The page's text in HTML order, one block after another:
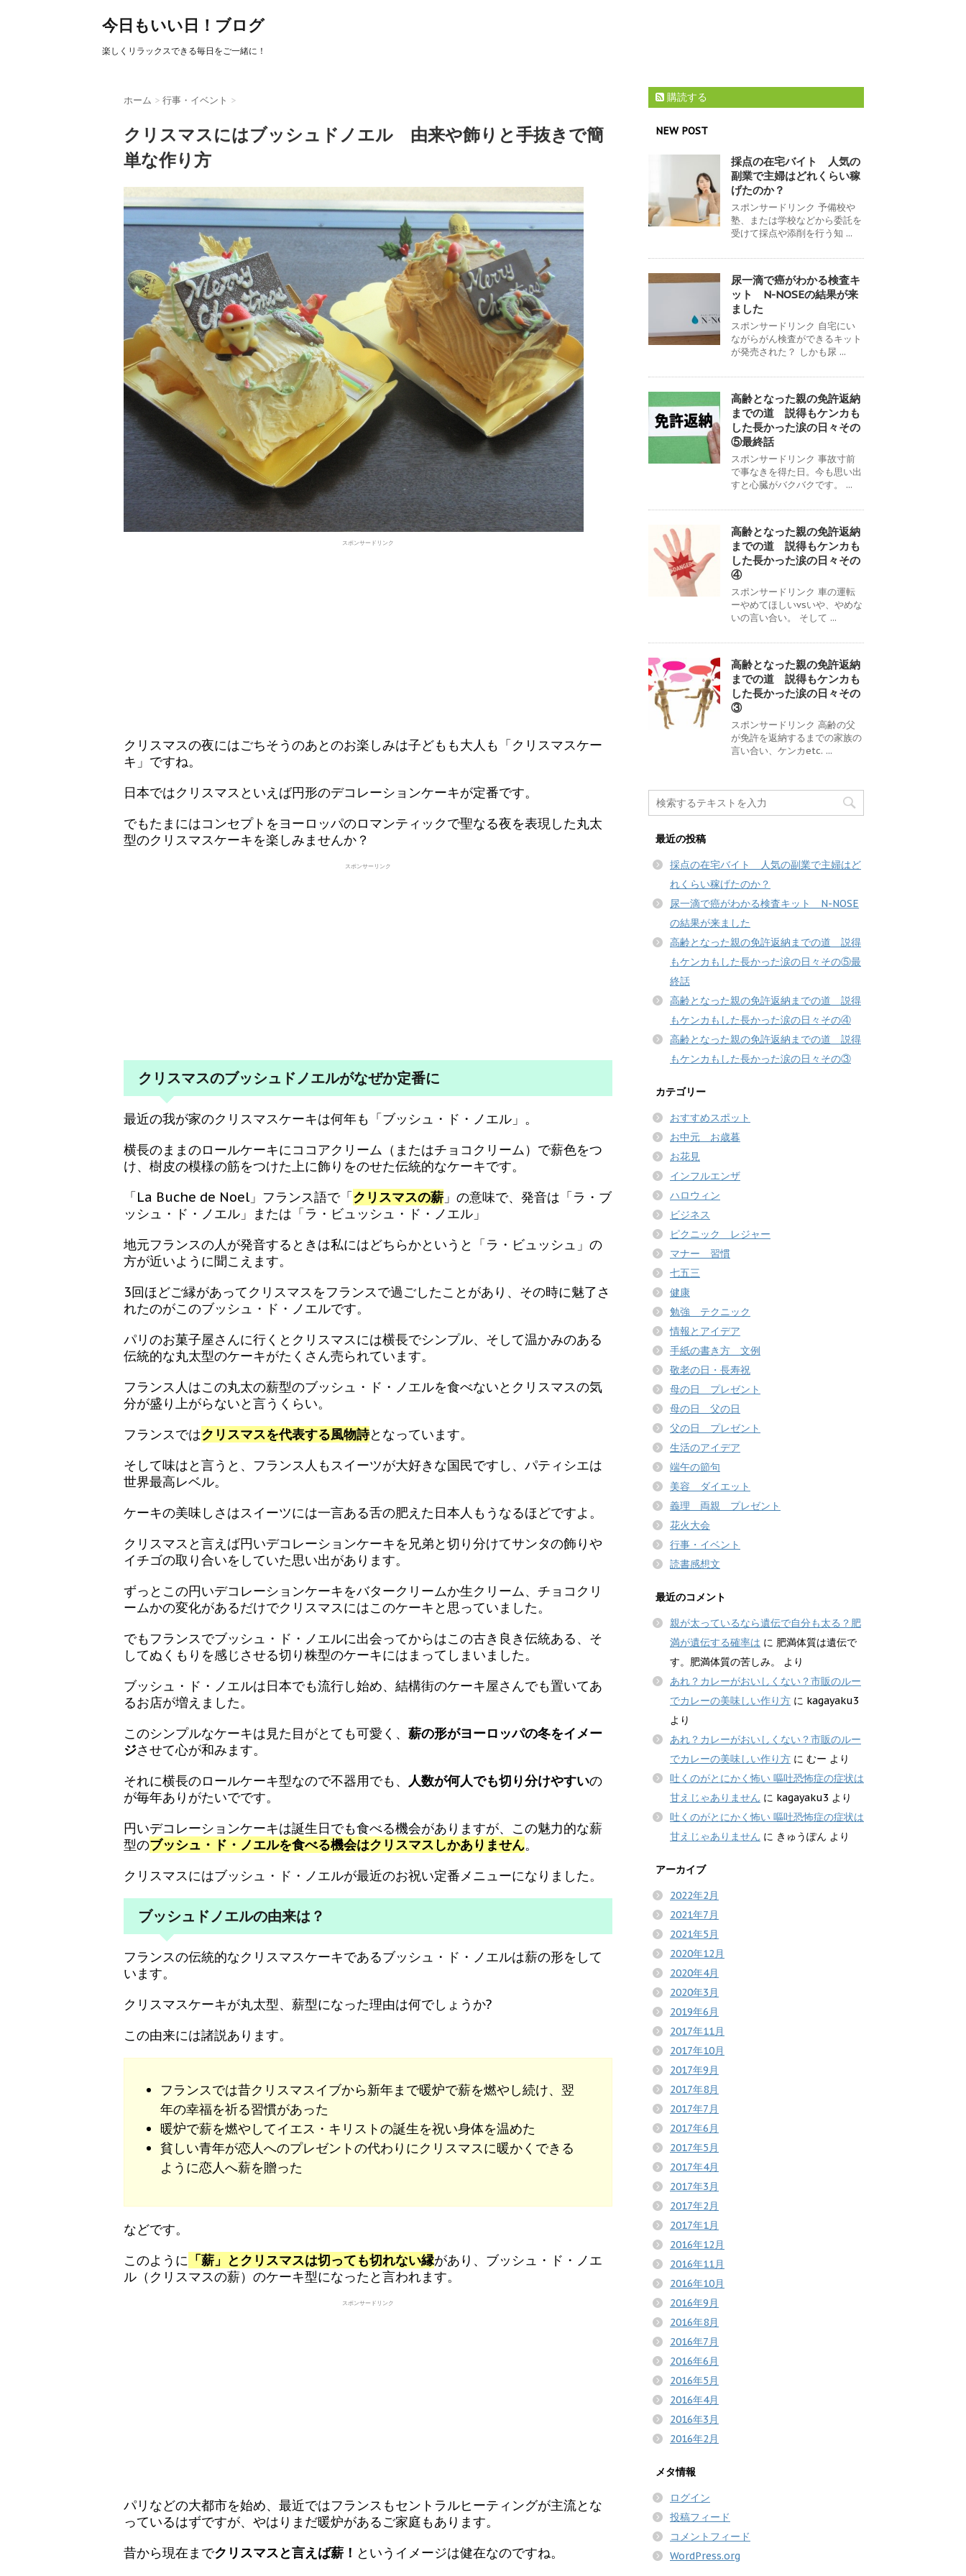
今日もいい日！ブログ
楽しくリラックスできる毎日をご一緒に！
ホーム > 行事・イベント >
クリスマスにはブッシュドノエル 由来や飾りと手抜きで簡
単な作り方
スポンサードリンク
クリスマスの夜にはごちそうのあとのお楽しみは子どもも大人も「クリスマスケー
キ」ですね。
日本ではクリスマスといえば円形のデコレーションケーキが定番です。
でもたまにはコンセプトをヨーロッパのロマンティックで聖なる夜を表現した丸太
型のクリスマスケーキを楽しみませんか？
スポンサーリンク
クリスマスのブッシュドノエルがなぜか定番に
最近の我が家のクリスマスケーキは何年も「ブッシュ・ド・ノエル」。
横長のままのロールケーキにココアクリーム（またはチョコクリーム）で薪色をつ
け、樹皮の模様の筋をつけた上に飾りをのせた伝統的なケーキです。
「La Buche de Noel」フランス語で「クリスマスの薪 」の意味で、発音は「ラ・ブ
ッシュ・ド・ノエル」または「ラ・ビュッシュ・ド・ノエル」
地元フランスの人が発音するときは私にはどちらかというと「ラ・ビュッシュ」の
方が近いように聞こえます。
3回ほどご縁があってクリスマスをフランスで過ごしたことがあり、その時に魅了さ
れたのがこのブッシュ・ド・ノエルです。
パリのお菓子屋さんに行くとクリスマスには横長でシンプル、そして温かみのある
伝統的な丸太型のケーキがたくさん売られています。
フランス人はこの丸太の薪型のブッシュ・ド・ノエルを食べないとクリスマスの気
分が盛り上がらないと言うくらい。
フランスではクリスマスを代表する風物詩となっています。
そして味はと言うと、フランス人もスイーツが大好きな国民ですし、パティシエは
世界最高レベル。
ケーキの美味しさはスイーツには一言ある舌の肥えた日本人もうなるほどですよ。
クリスマスと言えば円いデコレーションケーキを兄弟と切り分けてサンタの飾りや
イチゴの取り合いをしていた思い出があります。
ずっとこの円いデコレーションケーキをバタークリームか生クリーム、チョコクリ
ームかの変化があるだけでクリスマスにはこのケーキと思っていました。
でもフランスでブッシュ・ド・ノエルに出会ってからはこの古き良き伝統ある、そ
してぬくもりを感じさせる切り株型のケーキにはまってしまいました。
ブッシュ・ド・ノエルは日本でも流行し始め、結構街のケーキ屋さんでも置いてあ
るお店が増えました。
このシンプルなケーキは見た目がとても可愛く、 薪の形がヨーロッパの冬をイメー
ジさせて心が和みます。
それに横長のロールケーキ型なので不器用でも、 人数が何人でも切り分けやすいの
が毎年ありがたいでです。
円いデコレーションケーキは誕生日でも食べる機会がありますが、この魅力的な薪
型のブッシュ・ド・ノエルを食べる機会はクリスマスしかありません。
クリスマスにはブッシュ・ド・ノエルが最近のお祝い定番メニューになりました。
ブッシュドノエルの由来は？
フランスの伝統的なクリスマスケーキであるブッシュ・ド・ノエルは薪の形をして
います。
クリスマスケーキが丸太型、薪型になった理由は何でしょうか?
この由来には諸説あります。
フランスでは昔クリスマスイブから新年まで暖炉で薪を燃やし続け、翌
年の幸福を祈る習慣があった
暖炉で薪を燃やしてイエス・キリストの誕生を祝い身体を温めた
貧しい青年が恋人へのプレゼントの代わりにクリスマスに暖かくできる
ように恋人へ薪を贈った
などです。
このように 「薪」とクリスマスは切っても切れない縁があり、ブッシュ・ド・ノエ
ル（クリスマスの薪）のケーキ型になったと言われます。
スポンサードリンク
パリなどの大都市を始め、最近ではフランスもセントラルヒーティングが主流とな
っているはずですが、やはりまだ暖炉があるご家庭もあります。
昔から現在までクリスマスと言えば薪！ というイメージは健在なのですね。
購読する
NEW POST
採点の在宅バイト 人気の
副業で主婦はどれくらい稼
げたのか？
スポンサードリンク 予備校や
塾、または学校などから委託を
受けて採点や添削を行う知 ...
尿一滴で癌がわかる検査キ
ット N-NOSEの結果が来
ました
スポンサードリンク 自宅にい
ながらがん検査ができるキット
が発売された？ しかも尿 ...
高齢となった親の免許返納
までの道 説得もケンカも
した長かった涙の日々その
⑤最終話
スポンサードリンク 事故寸前
で事なきを得た日。今も思い出
すと心臓がバクバクです。 ...
高齢となった親の免許返納
までの道 説得もケンカも
した長かった涙の日々その
④
スポンサードリンク 車の運転
ーやめてほしいvsいや、やめな
いの言い合い。 そして ...
高齢となった親の免許返納
までの道 説得もケンカも
した長かった涙の日々その
③
スポンサードリンク 高齢の父
が免許を返納するまでの家族の
言い合い、ケンカetc. ...
最近の投稿
採点の在宅バイト 人気の副業で主婦はど
れくらい稼げたのか？
尿一滴で癌がわかる検査キット N-NOSE
の結果が来ました
高齢となった親の免許返納までの道 説得
もケンカもした長かった涙の日々その⑤最
終話
高齢となった親の免許返納までの道 説得
もケンカもした長かった涙の日々その④
高齢となった親の免許返納までの道 説得
もケンカもした長かった涙の日々その③
カテゴリー
おすすめスポット
お中元 お歳暮
お花見
インフルエンザ
ハロウィン
ビジネス
ピクニック レジャー
マナー 習慣
七五三
健康
勉強 テクニック
情報とアイデア
手紙の書き方 文例
敬老の日・長寿祝
母の日 プレゼント
母の日 父の日
父の日 プレゼント
生活のアイデア
端午の節句
美容 ダイエット
義理 両親 プレゼント
花火大会
行事・イベント
読書感想文
最近のコメント
親が太っているなら遺伝で自分も太る？肥
満が遺伝する確率は に 肥満体質は遺伝で
す。肥満体質の苦しみ。
より
あれ？カレーがおいしくない？市販のルー
でカレーの美味しい作り方 に kagayaku3
より
あれ？カレーがおいしくない？市販のルー
でカレーの美味しい作り方 に むー より
吐くのがとにかく怖い 嘔吐恐怖症の症状は
甘えじゃありません に kagayaku3 より
吐くのがとにかく怖い 嘔吐恐怖症の症状は
甘えじゃありません に きゅうぽん より
アーカイブ
2022年2月
2021年7月
2021年5月
2020年12月
2020年4月
2020年3月
2019年6月
2017年11月
2017年10月
2017年9月
2017年8月
2017年7月
2017年6月
2017年5月
2017年4月
2017年3月
2017年2月
2017年1月
2016年12月
2016年11月
2016年10月
2016年9月
2016年8月
2016年7月
2016年6月
2016年5月
2016年4月
2016年3月
2016年2月
メタ情報
ログイン
投稿フィード
コメントフィード
WordPress.org